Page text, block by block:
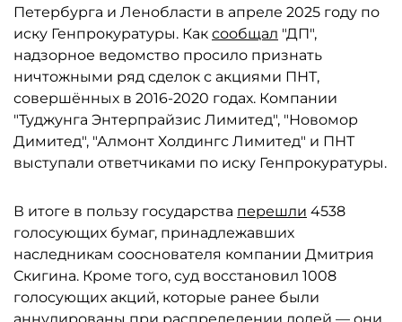
Петербурга и Ленобласти в апреле 2025 году по
иску Генпрокуратуры. Как сообщал "ДП",
надзорное ведомство просило признать
ничтожными ряд сделок с акциями ПНТ,
совершённых в 2016-2020 годах. Компании
"Туджунга Энтерпрайзис Лимитед", "Новомор
Димитед", "Алмонт Холдингс Лимитед" и ПНТ
выступали ответчиками по иску Генпрокуратуры.
В итоге в пользу государства перешли 4538
голосующих бумаг, принадлежавших
наследникам сооснователя компании Дмитрия
Скигина. Кроме того, суд восстановил 1008
голосующих акций, которые ранее были